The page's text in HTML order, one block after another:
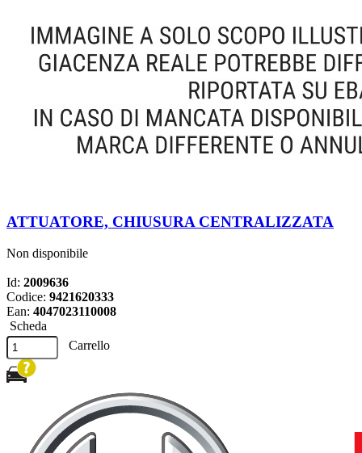
ATTUATORE, CHIUSURA CENTRALIZZATA
Non disponibile
Id: 2009636
Codice: 9421620333
Ean: 4047023110008
Scheda
Carrello